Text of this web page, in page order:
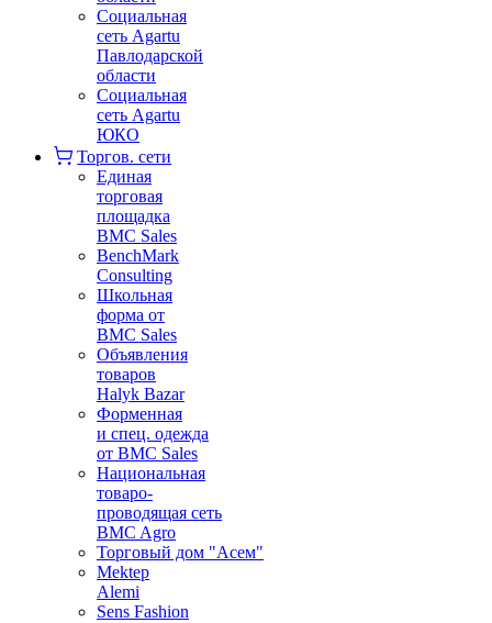
Социальная
сеть Agartu
Павлодарской
области
Социальная
сеть Agartu
ЮКО
Торгов. сети
Единая
торговая
площадка
BMC Sales
BenchMark
Consulting
Школьная
форма от
BMC Sales
Объявления
товаров
Halyk Bazar
Форменная
и спец. одежда
от BMC Sales
Национальная
товаро-
проводящая сеть
BMC Agro
Торговый дом "Асем"
Mektep
Alemi
Sens Fashion